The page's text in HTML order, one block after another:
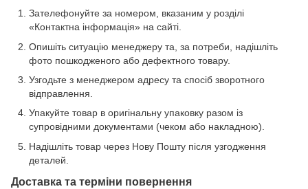
Зателефонуйте за номером, вказаним у розділі
«Контактна інформація» на сайті.
Опишіть ситуацію менеджеру та, за потреби, надішліть
фото пошкодженого або дефектного товару.
Узгодьте з менеджером адресу та спосіб зворотного
відправлення.
Упакуйте товар в оригінальну упаковку разом із
супровідними документами (чеком або накладною).
Надішліть товар через Нову Пошту після узгодження
деталей.
Доставка та терміни повернення